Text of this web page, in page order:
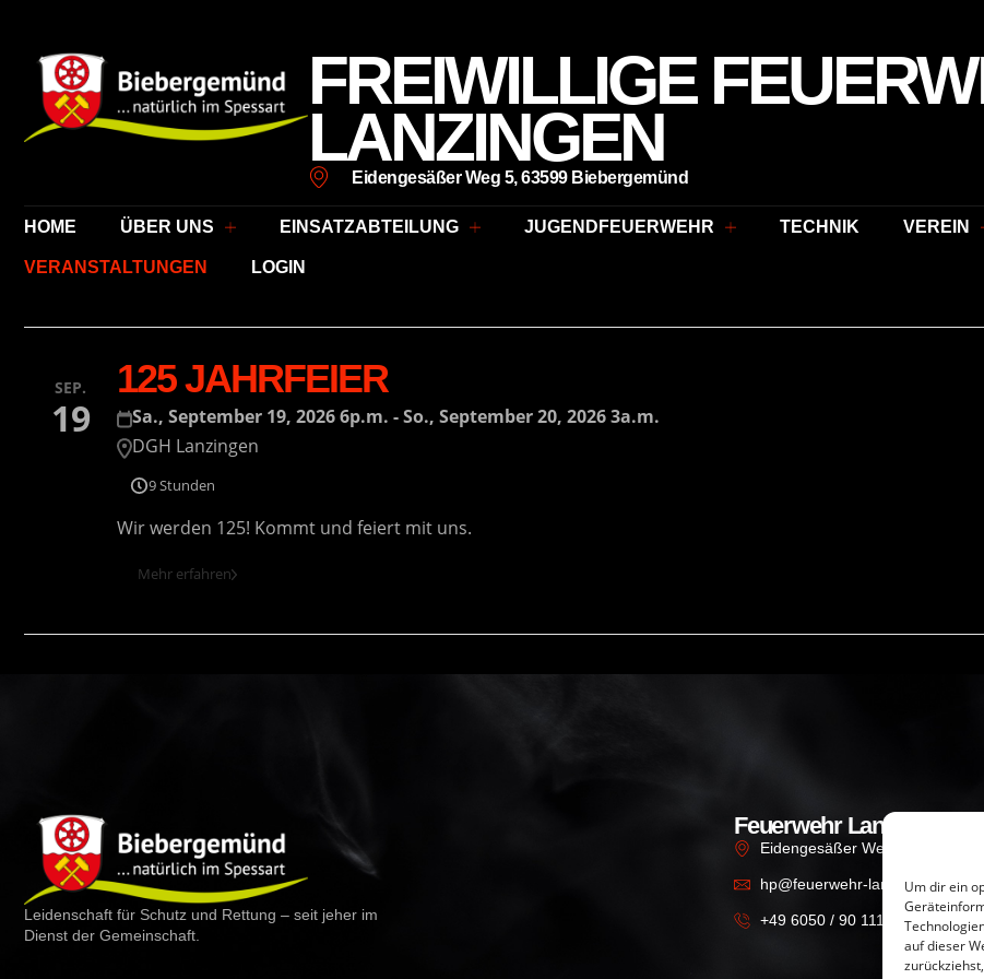
Um dir ein
auf dieser
FREIWILLIGE
LANZINGEN
Eidengesäßer Weg 5, 63599 Biebergemünd
HOME ÜBER UNS EINSATZABTEILUNG JUGENDFEUERWEHR TECHNIK VEREIN
VERANSTALTUNGEN LOGIN
SEP.
19
125 JAHRFEIER
Sa., September 19, 2026 6p.m. - So., September 20, 2026 3a.m.
DGH Lanzingen
9 Stunden
Wir werden 125! Kommt und feiert mit uns.
Mehr erfahren
Leidenschaft für Schutz und Rettung – seit jeher im
Dienst der Gemeinschaft.
Feuerwehr Lanzingen
Eidengesäßer Weg 5, 63599
hp@feuerwehr-lanzingen.de
+49 6050 / 90 1111